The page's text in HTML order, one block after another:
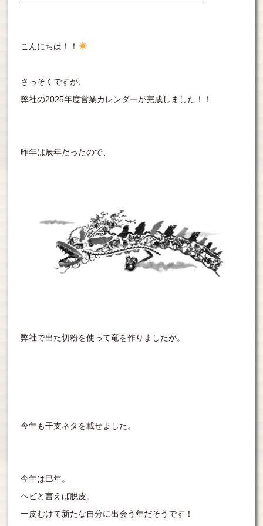
こんにちは！！
さっそくですが、
弊社の2025年度営業カレンダーが完成しました！！
昨年は辰年だったので、
弊社で出た切粉を使って竜を作りましたが。
今年も干支ネタを載せました。
今年は巳年。
ヘビと言えば脱皮。
一皮むけて新たな自分に出会う年だそうです！